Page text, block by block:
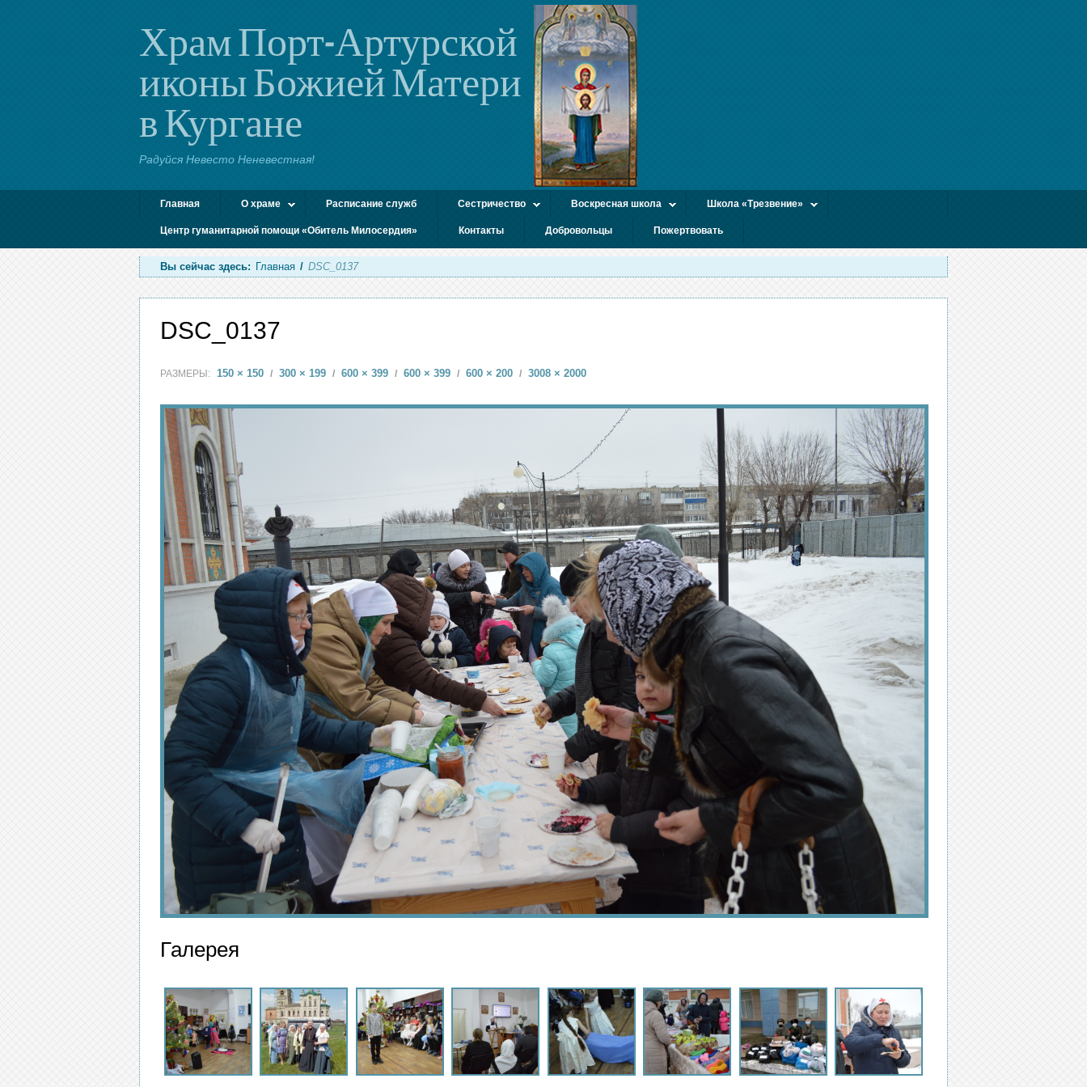
Храм Порт-Артурской
иконы Божией Матери
в Кургане
Радуйся Невесто Неневестная!
Главная О храме Расписание служб Сестричество Воскресная школа Школа «Трезвение»
Центр гуманитарной помощи «Обитель Милосердия» Контакты Добровольцы Пожертвовать
Вы сейчас здесь: Главная / DSC_0137
DSC_0137
РАЗМЕРЫ: 150 × 150 / 300 × 199 / 600 × 399 / 600 × 399 / 600 × 200 / 3008 × 2000
Галерея